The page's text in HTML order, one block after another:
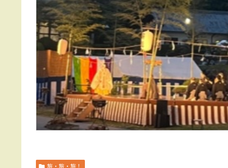
旅・旅・旅！